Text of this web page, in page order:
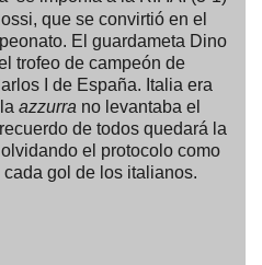
que se convirtió en el
El guardameta Dino
trofeo de campeón de
I de España. Italia era
la azzurra no levantaba el
de todos quedará la
el protocolo como
gol de los italianos.